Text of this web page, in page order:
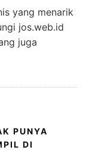
yang menarik
jos.web.id
juga
PUNYA
DI